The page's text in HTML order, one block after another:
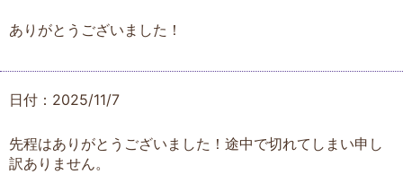
ありがとうございました！
日付：2025/11/7
先程はありがとうございました！途中で切れてしまい申し
訳ありません。